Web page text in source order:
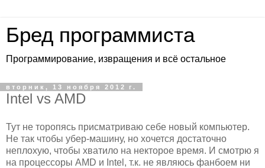
Бред программиста
Программирование, извращения и всё остальное
вторник, 13 ноября 2012 г.
Intel vs AMD
Тут не торопясь присматриваю себе новый компьютер.
Не так чтобы убер-машину, но хочется достаточно
неплохую, чтобы хватило на некторое время. И смотрю я
на процессоры AMD и Intel, т.к. не являюсь фанбоем ни